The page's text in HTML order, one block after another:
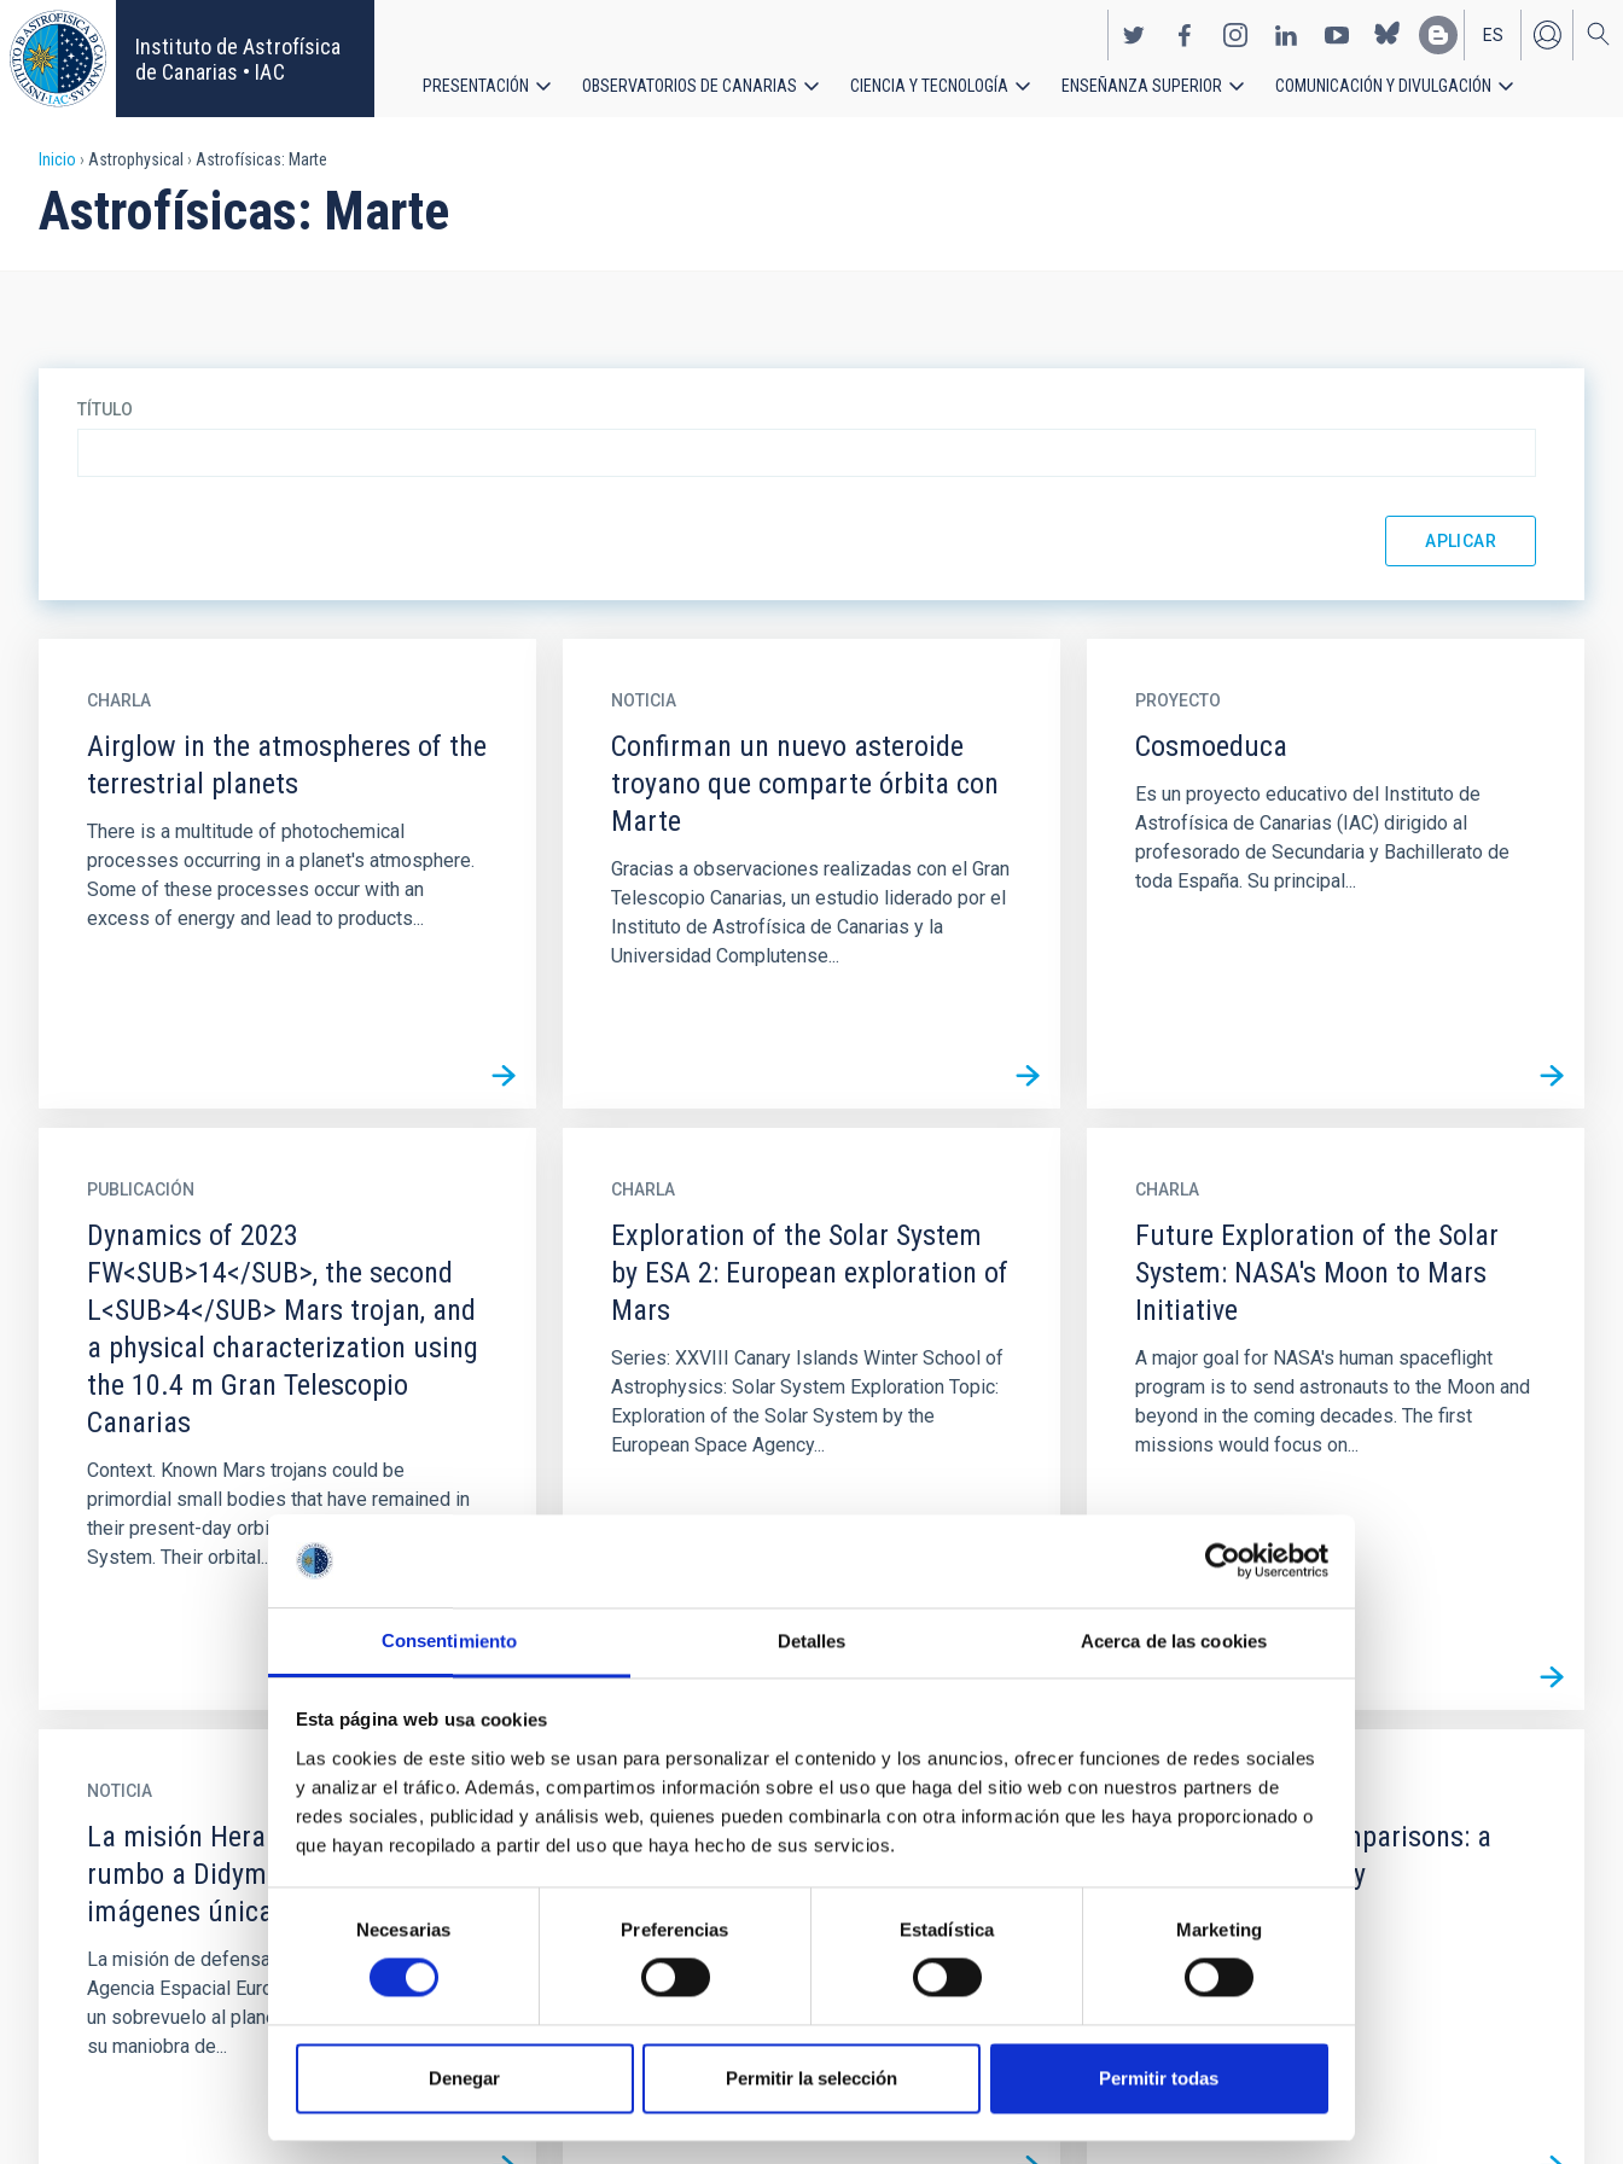
Consentimiento Detalles Acerca de las cookies
Esta página web usa cookies
Las cookies de este sitio web se usan para personalizar el contenido y los anuncios, ofrecer funciones de redes sociales
y analizar el tráfico. Además, compartimos información sobre el uso que haga del sitio web con nuestros partners de
redes sociales, publicidad y análisis web, quienes pueden combinarla con otra información que les haya proporcionado o
que hayan recopilado a partir del uso que haya hecho de sus servicios.
Selección
consentimiento
Necesarias Preferencias Estadística Marketing
Denegar Permitir la selección Permitir todas
Pasar
al
contenido
principal
Instituto de Astrofísica
de Canarias • IAC
EN
ES
principal
PRESENTACIÓN OBSERVATORIOS DE CANARIAS CIENCIA Y TECNOLOGÍA ENSEÑANZA SUPERIOR COMUNICACIÓN Y DIVULGACIÓN
Sobrescribir
enlaces
Inicio Astrophysical Astrofísicas: Marte
Astrofísicas: Marte
TÍTULO
CHARLA
Airglow in the atmospheres of the
terrestrial planets
There is a multitude of photochemical
processes occurring in a planet's atmosphere.
Some of these processes occur with an
excess of energy and lead to products...
NOTICIA
Confirman un nuevo asteroide
troyano que comparte órbita con
Marte
Gracias a observaciones realizadas con el Gran
Telescopio Canarias, un estudio liderado por el
Instituto de Astrofísica de Canarias y la
Universidad Complutense...
PROYECTO
Cosmoeduca
Es un proyecto educativo del Instituto de
Astrofísica de Canarias (IAC) dirigido al
profesorado de Secundaria y Bachillerato de
toda España. Su principal...
PUBLICACIÓN
Dynamics of 2023
FW<SUB>14</SUB>, the second
L<SUB>4</SUB> Mars trojan, and
a physical characterization using
the 10.4 m Gran Telescopio
Canarias
Context. Known Mars trojans could be
primordial small bodies that have remained in
their present-day orbits for the age of the Solar
System. Their orbital...
CHARLA
Exploration of the Solar System
by ESA 2: European exploration of
Mars
Series: XXVIII Canary Islands Winter School of
Astrophysics: Solar System Exploration Topic:
Exploration of the Solar System by the
European Space Agency...
CHARLA
Future Exploration of the Solar
System: NASA's Moon to Mars
Initiative
A major goal for NASA's human spaceflight
program is to send astronauts to the Moon and
beyond in the coming decades. The first
missions would focus on...
NOTICIA
La misión Hera sobrevuela Marte
rumbo a Didymos y captura
imágenes únicas de sus lunas
La misión de defensa planetaria Hera , de la
Agencia Espacial Europea (ESA), ha realizado
un sobrevuelo al planeta Marte, como parte de
su maniobra de...
PUBLICACIÓN
Mars-Earth Geographical
Not Available
PUBLICACIÓN
Planetary Size Comparisons: a
Photographic Study
Not Available